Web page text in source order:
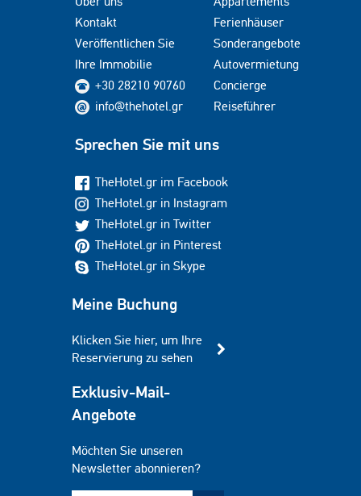
Kontakt
Veröffentlichen Sie
Ihre Immobilie
+30 28210 90760
info@thehotel.gr
Ferienhäuser
Sonderangebote
Autovermietung
Concierge
Reiseführer
Sprechen Sie mit uns
TheHotel.gr im Facebook
TheHotel.gr in Instagram
TheHotel.gr in Twitter
TheHotel.gr in Pinterest
TheHotel.gr in Skype
Meine Buchung
Klicken Sie hier, um Ihre
Reservierung zu sehen
Exklusiv-Mail-
Angebote
Möchten Sie unseren
Newsletter abonnieren?